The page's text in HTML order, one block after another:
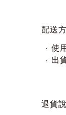
配送
使
出
退貨